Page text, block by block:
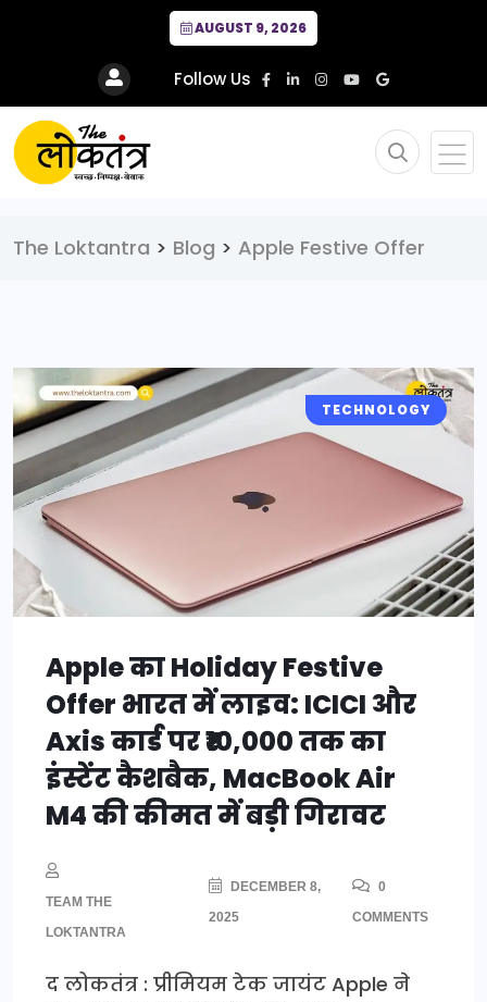
AUGUST 9, 2026
Follow Us
The Loktantra > Blog > Apple Festive Offer
TECHNOLOGY
Apple का Holiday Festive
Offer भारत में लाइव: ICICI और
Axis कार्ड पर ₹10,000 तक का
इंस्टेंट कैशबैक, MacBook Air
M4 की कीमत में बड़ी गिरावट
TEAM THE
LOKTANTRA
DECEMBER 8,
2025
0
COMMENTS
द लोकतंत्र : प्रीमियम टेक जायंट Apple ने